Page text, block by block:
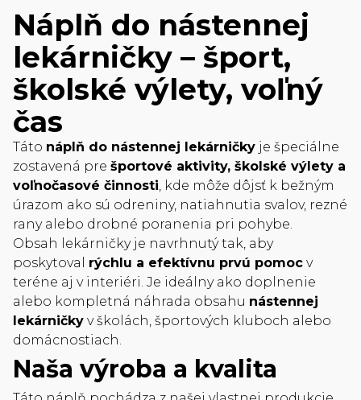
Náplň do nástennej
lekárničky – šport,
školské výlety, voľný
čas
Táto náplň do nástennej lekárničky je špeciálne
zostavená pre športové aktivity, školské výlety a
voľnočasové činnosti, kde môže dôjsť k bežným
úrazom ako sú odreniny, natiahnutia svalov, rezné
rany alebo drobné poranenia pri pohybe.
Obsah lekárničky je navrhnutý tak, aby
poskytoval rýchlu a efektívnu prvú pomoc v
teréne aj v interiéri. Je ideálny ako doplnenie
alebo kompletná náhrada obsahu nástennej
lekárničky v školách, športových kluboch alebo
domácnostiach.
Naša výroba a kvalita